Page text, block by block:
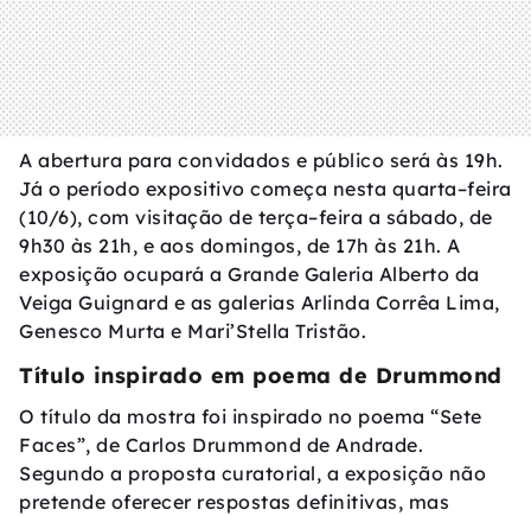
A abertura para convidados e público será às 19h.
Já o período expositivo começa nesta quarta–feira
(10/6), com visitação de terça–feira a sábado, de
9h30 às 21h, e aos domingos, de 17h às 21h. A
exposição ocupará a Grande Galeria Alberto da
Veiga Guignard e as galerias Arlinda Corrêa Lima,
Genesco Murta e Mari’Stella Tristão.
Título inspirado em poema de Drummond
O título da mostra foi inspirado no poema “Sete
Faces”, de Carlos Drummond de Andrade.
Segundo a proposta curatorial, a exposição não
pretende oferecer respostas definitivas, mas